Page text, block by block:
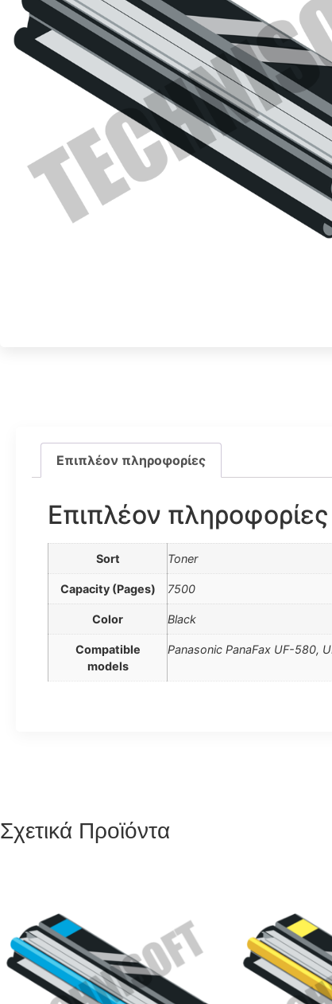
Επιπλέον πληροφορίες
Επιπλέον πληροφορίες
Sort Toner
Capacity (Pages) 7500
Color Black
Compatible
models
Panasonic PanaFax UF-580,
Σχετικά Προϊόντα